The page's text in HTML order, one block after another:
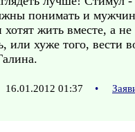
понимать и
жить вместе, а не
или хуже того, вести
16.01.2012 01:37 •